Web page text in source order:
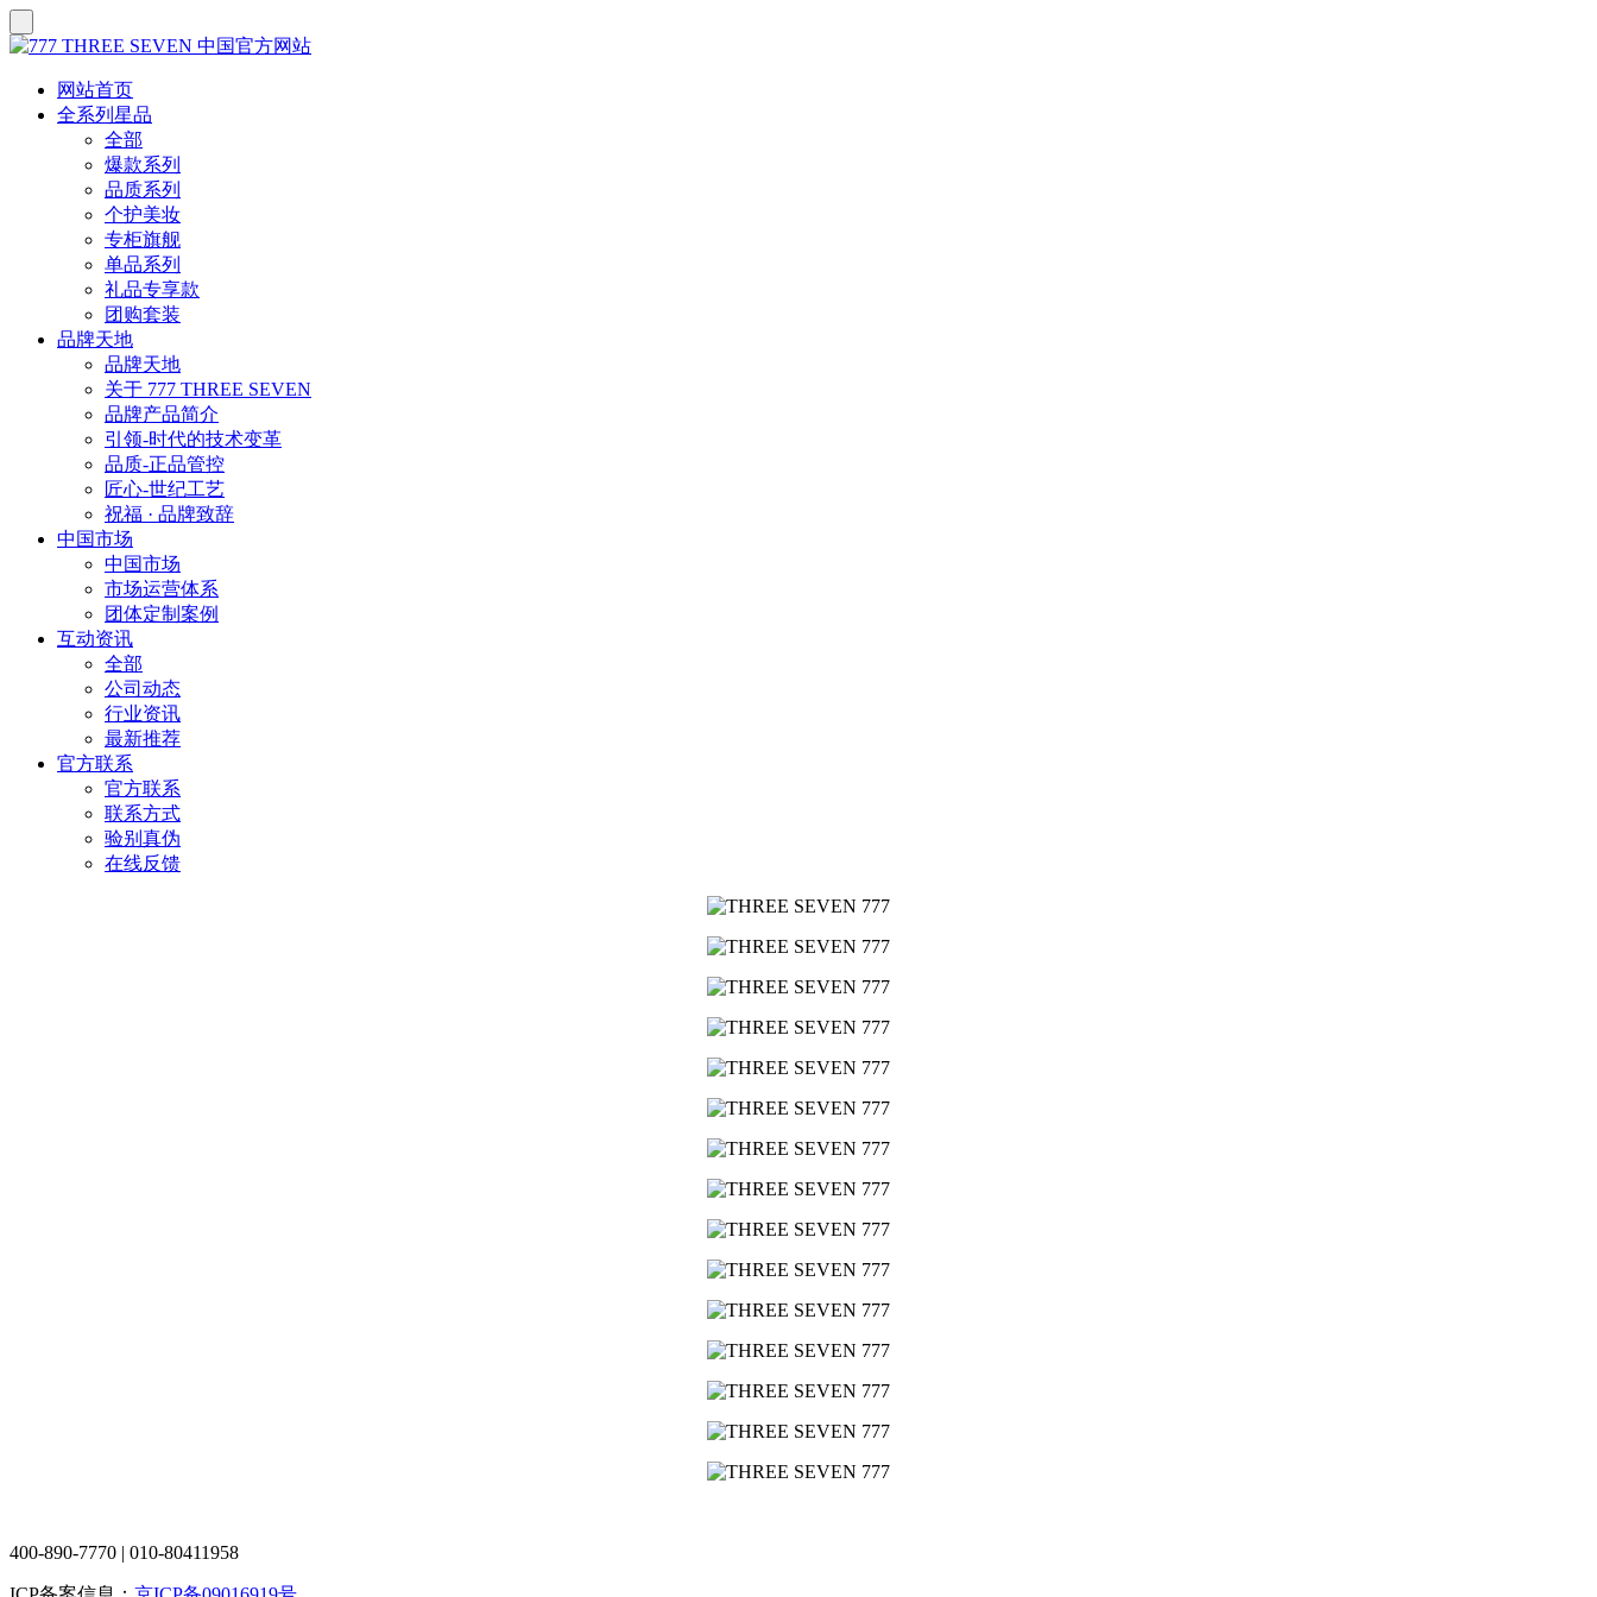
网站首页
全系列星品
全部
爆款系列
品质系列
个护美妆
专柜旗舰
单品系列
礼品专享款
团购套装
品牌天地
品牌天地
关于 777 THREE SEVEN
品牌产品简介
引领-时代的技术变革
品质-正品管控
匠心-世纪工艺
祝福 · 品牌致辞
中国市场
中国市场
市场运营体系
团体定制案例
互动资讯
全部
公司动态
行业资讯
最新推荐
官方联系
官方联系
联系方式
验别真伪
在线反馈
400-890-7770 | 010-80411958